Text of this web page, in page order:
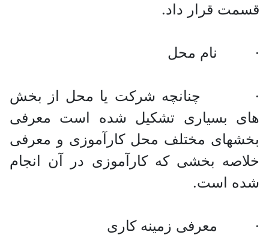
قسمت قرار داد.
· نام محل
· چنانچه شرکت یا محل از بخش
های بسیاری تشکیل شده است معرفی
بخش‎های مختلف محل کارآموزی و معرفی
خلاصه بخشی که کارآموزی در آن انجام
شده است.
· معرفی زمینه کاری